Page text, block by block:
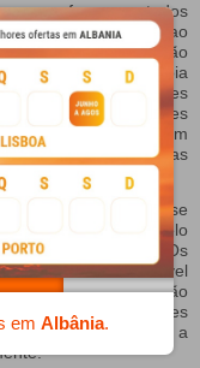
que oferecer a todos
que os aficionados ao
também encontrarão
uns dias a esta jóia
são cidades
alguns dos melhores
Ademais, também
e Butrint, ou as
aficionados.
que costuma se
influenciados pelo
é uma excepção. Os
duvidar ao trato amável
generosos e estão
muito poucos deles
inumeráveis convites a
em Albânia.